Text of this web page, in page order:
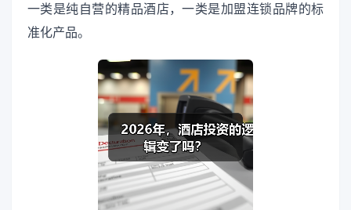
一类是纯自营的精品酒店，一类是加盟连锁品牌的标
准化产品。